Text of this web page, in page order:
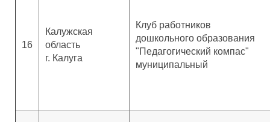
16
Калужская
область
г. Калуга
Клуб работников
дошкольного образования
"Педагогический компас"
муниципальный